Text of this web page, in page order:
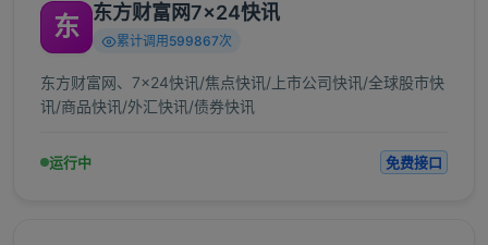
东 东方财富网7x24快讯
累计调用599867次
东方财富网、7x24快讯/焦点快讯/上市公司快讯/全球股市快
讯/商品快讯/外汇快讯/债券快讯
运行中 免费接口